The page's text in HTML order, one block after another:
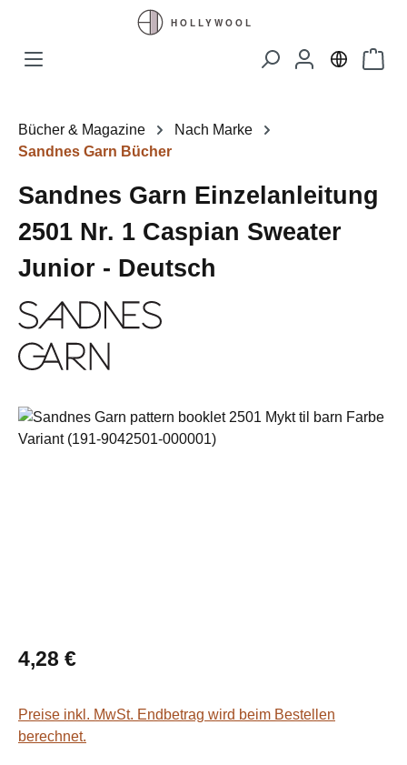
Zum Hauptinhalt springen
Bücher & Magazine
Nach Marke
Sandnes Garn Bücher
Sandnes Garn Einzelanleitung
2501 Nr. 1 Caspian Sweater
Junior - Deutsch
Bildergalerie überspringen
Regulärer Preis:
4,28 €
Preise inkl. MwSt. Endbetrag wird beim Bestellen
berechnet.